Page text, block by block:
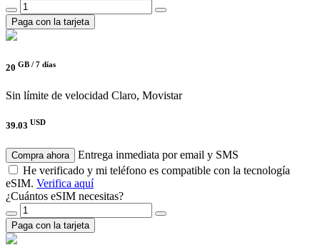
Paga con la tarjeta
20 GB / 7 días
Sin límite de velocidad Claro, Movistar
39.03 USD
Compra ahora
Entrega inmediata por email y SMS
He verificado y mi teléfono es compatible con la tecnología
eSIM. Verifica aquí
¿Cuántos eSIM necesitas?
Paga con la tarjeta